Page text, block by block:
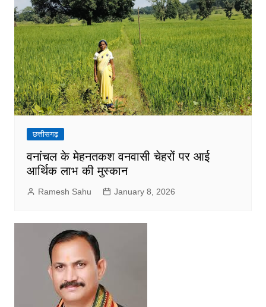
छत्तीसगढ़
वनांचल के मेहनतकश वनवासी चेहरों पर आई
आर्थिक लाभ की मुस्कान
Ramesh Sahu January 8, 2026